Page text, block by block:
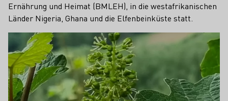
Ernährung und Heimat (BMLEH), in die westafrikanischen
Länder Nigeria, Ghana und die Elfenbeinküste statt.
Mehr erfahren